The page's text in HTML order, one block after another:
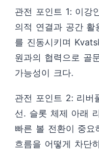
관전 포인트 1: 이강
의적 연결과 공간 활
를 진동시키며
원과의 협력으로 골
가능성이 크다.
관전 포인트 2: 리버
선. 슬롯 체제 아래
빠른 볼 전환이 중요
흐름을 어떻게 차단